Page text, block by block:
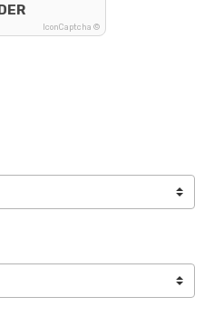
IconCaptcha ©